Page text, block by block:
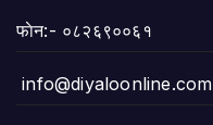
फाेन:- ०८२६९००६१
info@diyaloonline.com